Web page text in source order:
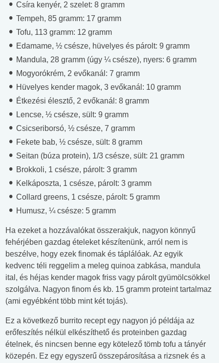
Csíra kenyér, 2 szelet: 8 gramm
Tempeh, 85 gramm: 17 gramm
Tofu, 113 gramm: 12 gramm
Edamame, ½ csésze, hüvelyes és párolt: 9 gramm
Mandula, 28 gramm (úgy ¼ csésze), nyers: 6 gramm
Mogyorókrém, 2 evőkanál: 7 gramm
Hüvelyes kender magok, 3 evőkanál: 10 gramm
Étkezési élesztő, 2 evőkanál: 8 gramm
Lencse, ½ csésze, sült: 9 gramm
Csicseriborsó, ½ csésze, 7 gramm
Fekete bab, ½ csésze, sült: 8 gramm
Seitan (búza protein), 1/3 csésze, sült: 21 gramm
Brokkoli, 1 csésze, párolt: 3 gramm
Kelkáposzta, 1 csésze, párolt: 3 gramm
Collard greens, 1 csésze, párolt: 5 gramm
Humusz, ¼ csésze: 5 gramm
Ha ezeket a hozzávalókat összerakjuk, nagyon könnyű
fehérjében gazdag ételeket készítenünk, arról nem is
beszélve, hogy ezek finomak és táplálóak. Az egyik
kedvenc téli reggelim a meleg quinoa zabkása, mandula
ital, és héjas kender magok friss vagy párolt gyümölcsökkel
szolgálva. Nagyon finom és kb. 15 gramm proteint tartalmaz
(ami egyébként több mint két tojás).
Ez a következő burrito recept egy nagyon jó példája az
erőfeszítés nélkül elkészíthető és proteinben gazdag
ételnek, és nincsen benne egy kötelező tömb tofu a tányér
közepén. Ez egy egyszerű összepárosítása a rizsnek és a